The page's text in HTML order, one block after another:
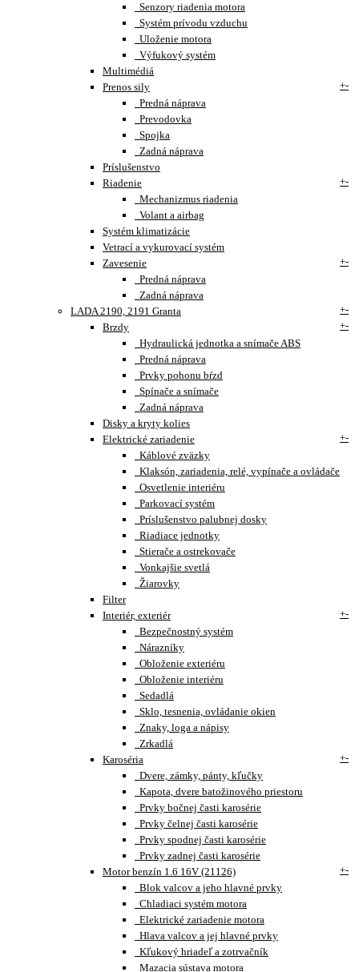
Senzory riadenia motora
Systém prívodu vzduchu
Uloženie motora
Výfukový systém
Multimédiá
Prenos sily
+-
Predná náprava
Prevodovka
Spojka
Zadná náprava
Príslušenstvo
Riadenie
+-
Mechanizmus riadenia
Volant a airbag
Systém klimatizácie
Vetrací a vykurovací systém
Zavesenie
+-
Predná náprava
Zadná náprava
LADA 2190, 2191 Granta
+-
Brzdy
+-
Hydraulická jednotka a snímače ABS
Predná náprava
Prvky pohonu bŕzd
Spínače a snímače
Zadná náprava
Disky a kryty kolies
Elektrické zariadenie
+-
Káblové zväzky
Klaksón, zariadenia, relé, vypínače a ovládače
Osvetlenie interiéru
Parkovací systém
Príslušenstvo palubnej dosky
Riadiace jednotky
Stierače a ostrekovače
Vonkajšie svetlá
Žiarovky
Filter
Interiér, exteriér
+-
Bezpečnostný systém
Nárazníky
Obloženie exteriéru
Obloženie interiéru
Sedadlá
Sklo, tesnenia, ovládanie okien
Znaky, loga a nápisy
Zrkadlá
Karoséria
+-
Dvere, zámky, pánty, kľučky
Kapota, dvere batožinového priestoru
Prvky bočnej časti karosérie
Prvky čelnej časti karosérie
Prvky spodnej časti karosérie
Prvky zadnej časti karosérie
Motor benzín 1.6 16V (21126)
+-
Blok valcov a jeho hlavné prvky
Chladiaci systém motora
Elektrické zariadenie motora
Hlava valcov a jej hlavné prvky
Kľukový hriadeľ a zotrvačník
Mazacia sústava motora